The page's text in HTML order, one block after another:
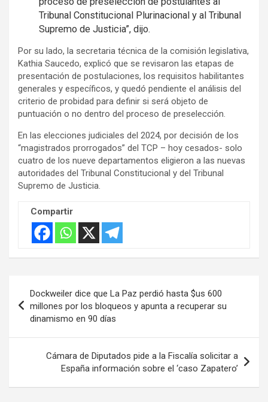
Tribunal Constitucional Plurinacional y al Tribunal
Supremo de Justicia”, dijo.
Por su lado, la secretaria técnica de la comisión legislativa,
Kathia Saucedo, explicó que se revisaron las etapas de
presentación de postulaciones, los requisitos habilitantes
generales y específicos, y quedó pendiente el análisis del
criterio de probidad para definir si será objeto de
puntuación o no dentro del proceso de preselección.
En las elecciones judiciales del 2024, por decisión de los
“magistrados prorrogados” del TCP – hoy cesados- solo
cuatro de los nueve departamentos eligieron a las nuevas
autoridades del Tribunal Constitucional y del Tribunal
Supremo de Justicia.
Compartir
de
entradas
Dockweiler dice que La Paz perdió hasta $us 600
millones por los bloqueos y apunta a recuperar su
dinamismo en 90 días
Cámara de Diputados pide a la Fiscalía solicitar a
España información sobre el ‘caso Zapatero’